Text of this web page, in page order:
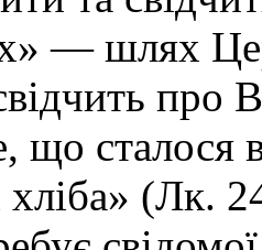
— шлях
про
що сталося
(Лк.